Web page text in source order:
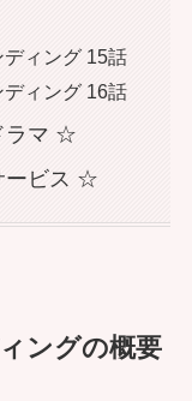
ィング 15話
ィング 16話
ラマ ☆
ービス ☆
ングの概要